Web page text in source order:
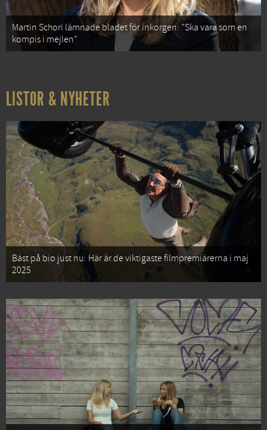
Martin Schori lämnade bladet för inkorgen: ”Ska vara som en
kompis i mejlen”
LISTOR & NYHETER
Bäst på bio just nu: Här är de viktigaste filmpremiärerna i maj
2025